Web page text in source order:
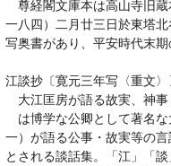
尊経閣文庫本は高山寺旧
一八四）二月廿三日於東塔
写奥書があり、平安時代末
江談抄〔寛元三年写〈重文〉
大江匡房が語る故実、神
は博学な公卿として著名
一）が語る公事・故実等の
とされる談話集。「江」「